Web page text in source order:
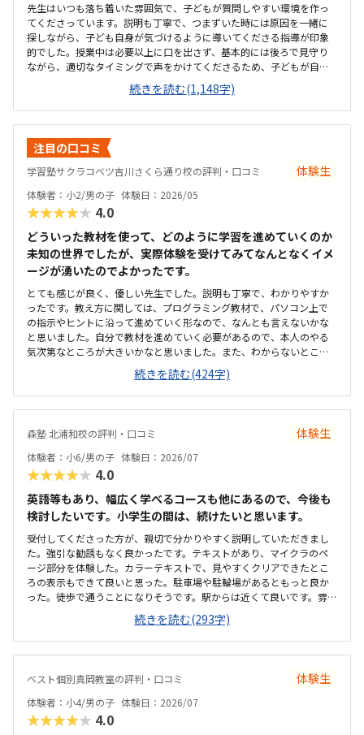
先生はいつも落ち着いた雰囲気で、子どもが質問しやすい環境を作っ
てくださっています。説明も丁寧で、つまずいた時には原因を一緒に
探しながら、子ども自身が気づけるように導いてくださる指導が印象
的でした。授業中は必要以上に口を出さず、基本的には後ろで見守り
ながら、適切なタイミングで声をかけてくださるため、子どもが自分
のペースで安心して取り組めています。カリキュラムの細かな内容ま
ではまだ把握しきれていませんが、教室独自の進捗シートがとても分
かりやすく作られており、「今日はどこまで進んだか」が一目で確認
できる仕組みになっています。子ども自身も「今日はここまで進んだ
よ」と嬉しそうに教えてくれるので、学習の見える化がしっかりでき
ていると感じます。さらに、各ステップの先には「このあたりでどの
検定レベルを目指せるか」といった目安も書かれており、今どの段階
す。プログラミングは進度や理解度が見えにくいイメージがありまし
たが、このシートのおかげで成長の道筋が具体的にイメージでき、安
ため、通いやすさとしては「普通」という評価にさせていただきま
す。周辺は大通りで交通量が多く、路上での一時的な乗り降りが難し
いため、毎回専用駐車場に入れる必要があります。少し手間には感じ
ますが、安全面を考えると仕方がない部分でもあり、安心して送り迎
えができる環境だと思っています。教室内は全体的にきれいに整って
おり、落ち着いた雰囲気で学べる環境だと感じました。設備もきちん
と手入れされていて、パソコンや机まわりも清潔に保たれているた
め、子どもが安心して集中できる空間になっています。初めてのプロ
グラミング学習でも不安なく取り組める環境が整っている点は、とて
も良い印象でした。教室の割引制度があることで助かってはいます
いのかもしれませんが、教室独自で小学生向けの出席カード制度があ
と景品と交換できる仕組みになっているため、子どもも毎回楽しみに
しています。特に大きく気になる点はありません。通い始めてから困
り、教室の雰囲気や指導の進め方、独自の取り組みなど、総合的に満
足しています。子どもが楽しく通えており、成長を実感できる点が何
よりありがたいです。今後もこのまま安心して続けられればと思って
います。
続きを読む(1,148字)
注目の口コミ
学習塾サクラコベツ吉川さくら通り校の評判・口コミ 体験生
体験者：小2/男の子 体験日：2026/05
★★★★★ 4.0
どういった教材を使って、どのように学習を進めていくのか
未知の世界でしたが、実際体験を受けてみてなんとなくイメ
ージが湧いたのでよかったです。
とても感じが良く、優しい先生でした。説明も丁寧で、わかりやすか
ったです。教え方に関しては、プログラミング教材で、パソコン上で
の指示やヒントに沿って進めていく形なので、なんとも言えないかな
と思いました。自分で教材を進めていく必要があるので、本人のやる
気次第なところが大きいかなと思いました。また、わからないところ
をわからないまま適当に進めず、きちんと質問し、確認しながらでき
るかどうかが懸念点です。家から近く、徒歩で子ども1人でも通わせる
ことができそうなので、そこは魅力的だなと思いました。こじんまり
とした教室ですが、机や椅子は綺麗でした。余計なものが置かれてい
中では高めかなと思います。ただ、パソコンとその中にある教材を使
用するため、高くなってしまうのは仕方ないかなとも思います。マイ
クラが使われているということで子どもが興味を持っていました。遊
び感覚で学んでいけるのは良いと思います。
続きを読む(424字)
森塾 北浦和校の評判・口コミ 体験生
体験者：小6/男の子 体験日：2026/07
★★★★★ 4.0
英語等もあり、幅広く学べるコースも他にあるので、今後も
検討したいです。小学生の間は、続けたいと思います。
受付してくださった方が、親切で分かりやすく説明していただきまし
た。強引な勧誘もなく良かったです。テキストがあり、マイクラのペ
ージ部分を体験した。カラーテキストで、見やすくクリアできたとこ
ろの表示もできて良いと思った。駐車場や駐輪場があるともっと良か
った。徒歩で通うことになりそうです。駅からは近くて良いです。雰囲
気も良く、清潔感もあった。部屋が区切られていて、個人スペースも
確保されていて良かった。基本料金以外に、追加料金があまり無さそ
うで良かった。できれば、毎月1万以内で通いたいです。子供に熱心に
話しかけてくださったり、褒めてくださって、子供が頑張ろうという
続きを読む(293字)
ベスト個別真岡教室の評判・口コミ 体験生
体験者：小4/男の子 体験日：2026/07
★★★★★ 4.0